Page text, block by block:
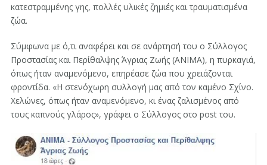
κατεστραμμένης γης, πολλές υλικές ζημιές και τραυματισμένα
ζώα.
Σύμφωνα με ό,τι αναφέρει και σε ανάρτησή του ο Σύλλογος
Προστασίας και Περίθαλψης Άγριας Ζωής (ΑΝΙΜΑ), η πυρκαγιά,
όπως ήταν αναμενόμενο, επηρέασε ζώα που χρειάζονται
φροντίδα. «Η στενόχωρη συλλογή μας από τον καμένο Σχίνο.
Χελώνες, όπως ήταν αναμενόμενο, κι ένας ζαλισμένος από
τους καπνούς γλάρος», γράφει ο Σύλλογος στο post του.